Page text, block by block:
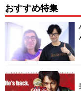
おすすめ特集